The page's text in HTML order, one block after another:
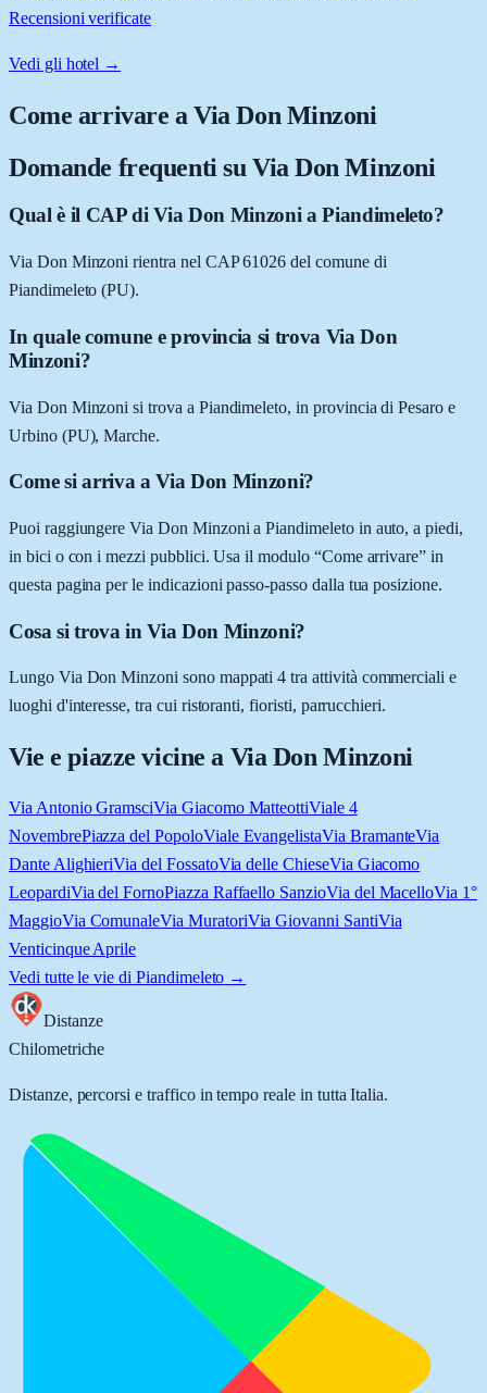
Recensioni verificate
Vedi gli hotel →
Come arrivare aVia Don Minzoni
Domande frequenti su Via Don Minzoni
Qual è il CAP di Via Don Minzoni a Piandimeleto?
Via Don Minzoni rientra nel CAP 61026 del comune di
Piandimeleto (PU).
In quale comune e provincia si trova Via Don
Minzoni?
Via Don Minzoni si trova a Piandimeleto, in provincia di Pesaro e
Urbino (PU), Marche.
Come si arriva a Via Don Minzoni?
Puoi raggiungere Via Don Minzoni a Piandimeleto in auto, a piedi,
in bici o con i mezzi pubblici. Usa il modulo “Come arrivare” in
questa pagina per le indicazioni passo-passo dalla tua posizione.
Cosa si trova in Via Don Minzoni?
Lungo Via Don Minzoni sono mappati 4 tra attività commerciali e
luoghi d'interesse, tra cui ristoranti, fioristi, parrucchieri.
Vie e piazze vicine a Via Don Minzoni
Via Antonio GramsciVia Giacomo MatteottiViale 4
NovembrePiazza del PopoloViale EvangelistaVia BramanteVia
Dante AlighieriVia del FossatoVia delle ChieseVia Giacomo
LeopardiVia del FornoPiazza Raffaello SanzioVia del MacelloVia 1°
MaggioVia ComunaleVia MuratoriVia Giovanni SantiVia
Venticinque Aprile
Vedi tutte le vie di Piandimeleto →
Distanze
Chilometriche
Distanze, percorsi e traffico in tempo reale in tutta Italia.